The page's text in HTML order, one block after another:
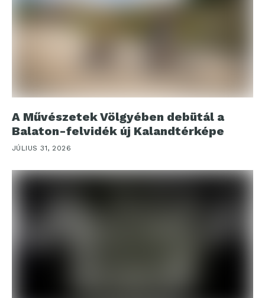
A Művészetek Völgyében debütál a
Balaton-felvidék új Kalandtérképe
JÚLIUS 31, 2026